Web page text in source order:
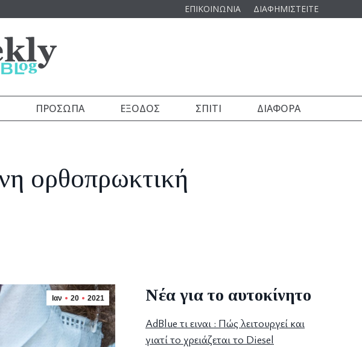
ΕΠΙΚΟΙΝΩΝΙΑ ΔΙΑΦΗΜΙΣΤΕΙΤΕ
ΠΡΌΣΩΠΑ ΈΞΟΔΟΣ ΣΠΊΤΙ ΔΙΆΦΟΡΑ
ορθοπρωκτική
Ιαν 20 2021 Νέα για το αυτοκίνητο
AdBlue τι ειναι : Πώς λειτουργεί και
γιατί το χρειάζεται το Diesel